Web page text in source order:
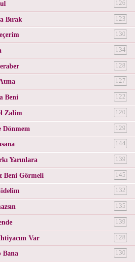
126
Bırak 123
130
134
128
127
Beni 122
Zalim 120
Dönmem 129
144
Yarınlara 139
Beni Görmeli 145
132
135
139
Var 128
Bana 130